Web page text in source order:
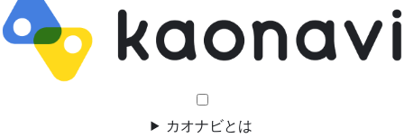
カオナビとは